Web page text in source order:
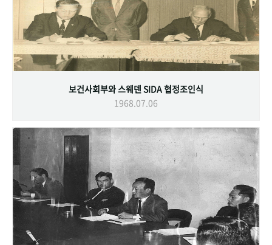
보건사회부와 스웨덴 SIDA 협정조인식
1968.07.06